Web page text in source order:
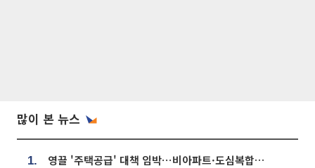
많이 본 뉴스
1. 영끌 '주택공급' 대책 임박⋯비아파트·도심복합까지 총동원